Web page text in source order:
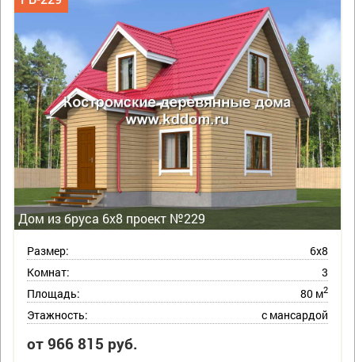
Дом из бруса 6х8 проект №229
Размер:
6х8
Комнат:
3
Площадь:
80 м2
Этажность: с мансардой
от 966 815 руб.